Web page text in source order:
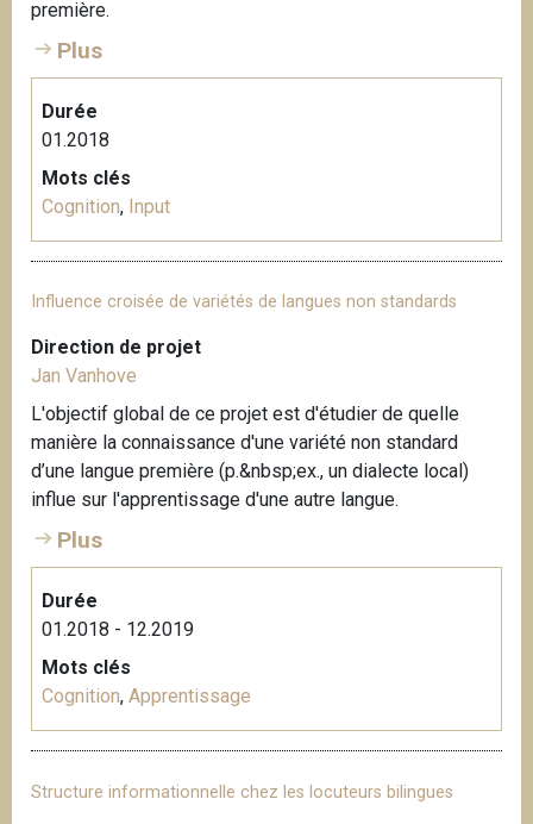
première.
Plus
Durée
01.2018
Mots clés
Cognition, Input
Influence croisée de variétés de langues non standards
Direction de projet
Jan Vanhove
L'objectif global de ce projet est d'étudier de quelle
manière la connaissance d'une variété non standard
d’une langue première (p.&nbsp;ex., un dialecte local)
influe sur l'apprentissage d'une autre langue.
Plus
Durée
01.2018 - 12.2019
Mots clés
Cognition, Apprentissage
Structure informationnelle chez les locuteurs bilingues